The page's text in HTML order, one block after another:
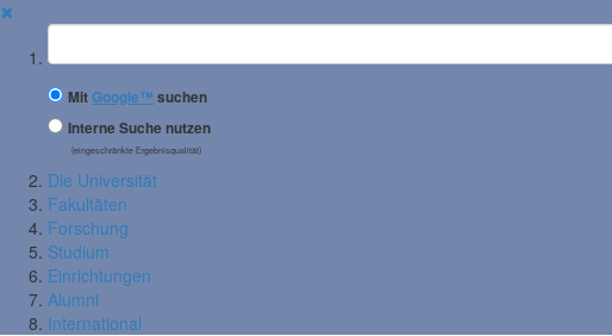
✖
Suchbegriff
MitGoogle™ suchen
Interne Suche nutzen
(eingeschränkte Ergebnisqualität)
Die Universität
Fakultäten
Forschung
Studium
Einrichtungen
Alumni
International